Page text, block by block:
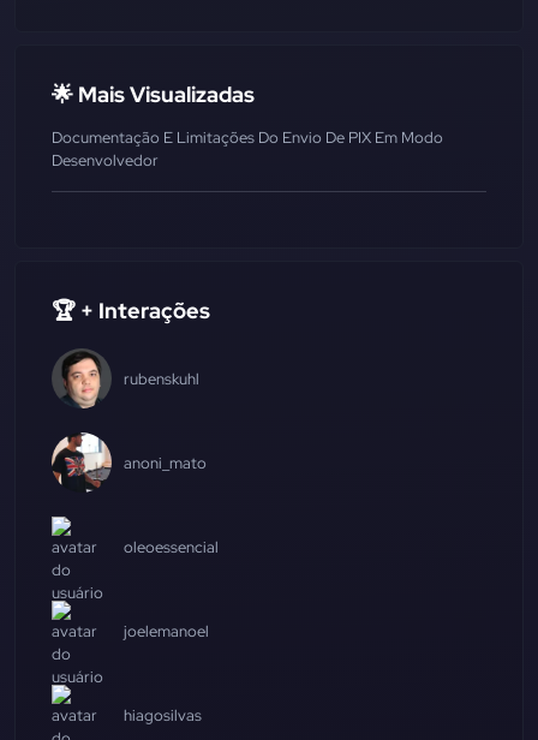
🌟 Mais Visualizadas
Documentação E Limitações Do Envio De PIX Em Modo
Desenvolvedor
🏆 + Interações
rubenskuhl
anoni_mato
oleoessencial
joelemanoel
hiagosilvas